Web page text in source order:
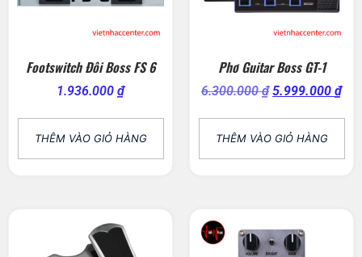
Footswitch Đôi Boss FS 6
1.936.000 ₫
THÊM VÀO GIỎ HÀNG
Phơ Guitar Boss GT-1
6.300.000₫ 5.999.000 ₫
THÊM VÀO GIỎ HÀNG